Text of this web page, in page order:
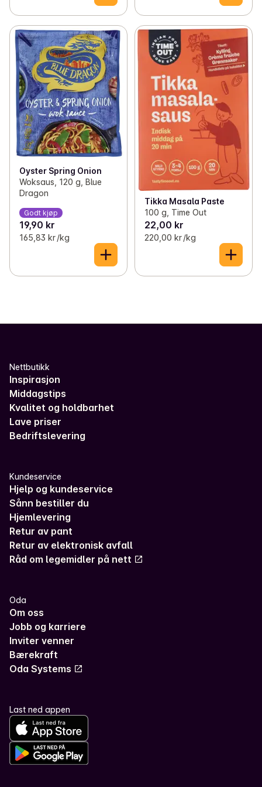
Oyster Spring Onion
Woksaus, 120 g, Blue
Dragon
Godt kjøp
19,90 kr
165,83 kr /kg
Tikka Masala Paste
100 g, Time Out
22,00 kr
220,00 kr /kg
Nettbutikk
Inspirasjon
Middagstips
Kvalitet og holdbarhet
Lave priser
Bedriftslevering
Kundeservice
Hjelp og kundeservice
Sånn bestiller du
Hjemlevering
Retur av pant
Retur av elektronisk avfall
Råd om legemidler på nett
Oda
Om oss
Jobb og karriere
Inviter venner
Bærekraft
Oda Systems
Last ned appen